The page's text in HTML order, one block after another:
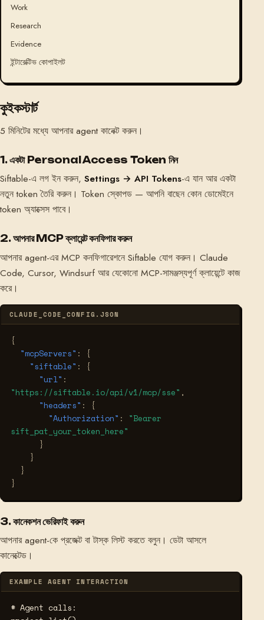
Work
Research
Evidence
ইন্টারেক্টিভ কোপাইলট
কুইকস্টার্ট
5 মিনিটের মধ্যে আপনার agent কানেক্ট করুন।
1. একটা Personal Access Token নিন
Siftable-এ লগ ইন করুন, Settings → API Tokens-এ যান আর একটা
নতুন token তৈরি করুন। Token স্কোপড — আপনি বাছেন কোন ডোমেইনে
token অ্যাক্সেস পাবে।
2. আপনার MCP ক্লায়েন্ট কনফিগার করুন
আপনার agent-এর MCP কনফিগারেশনে Siftable যোগ করুন। Claude
Code, Cursor, Windsurf আর যেকোনো MCP-সামঞ্জস্যপূর্ণ ক্লায়েন্টে কাজ
করে।
CLAUDE_CODE_CONFIG.JSON
{
"mcpServers" :
{
"siftable" :
{
"url" :
"https://siftable.io/api/v1/mcp/sse" ,
"headers" :
{
"Authorization" :
"Bearer
sift_pat_your_token_here"
}
}
}
}
3. কানেকশন ভেরিফাই করুন
আপনার agent-কে প্রজেক্ট বা টাস্ক লিস্ট করতে বলুন। ডেটা আসলে
কানেক্টেড।
EXAMPLE AGENT INTERACTION
# Agent calls: